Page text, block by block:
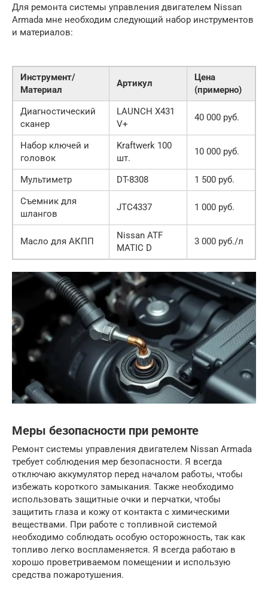
Для ремонта системы управления двигателем Nissan
Armada мне необходим следующий набор инструментов
и материалов:
Инструмент/
Материал
Артикул
Цена
(примерно)
Диагностический
сканер
LAUNCH X431
V+
40 000 руб.
Набор ключей и
головок
Kraftwerk 100
шт.
10 000 руб.
Мультиметр DT-8308
1 500 руб.
Съемник для
шлангов
JTC4337 1 000 руб.
Масло для АКПП
Nissan ATF
MATIC D
3 000 руб./л
Меры безопасности при ремонте
Ремонт системы управления двигателем Nissan Armada
требует соблюдения мер безопасности. Я всегда
отключаю аккумулятор перед началом работы, чтобы
избежать короткого замыкания. Также необходимо
использовать защитные очки и перчатки, чтобы
защитить глаза и кожу от контакта с химическими
веществами. При работе с топливной системой
необходимо соблюдать особую осторожность, так как
топливо легко воспламеняется. Я всегда работаю в
хорошо проветриваемом помещении и использую
средства пожаротушения.